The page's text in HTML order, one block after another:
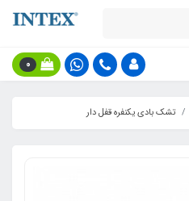
0
تشک بادی یکنفره قفل دار